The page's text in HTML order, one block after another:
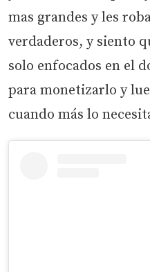
mas grandes y les
verdaderos, y siento
solo enfocados en el
para monetizarlo y
cuando más lo